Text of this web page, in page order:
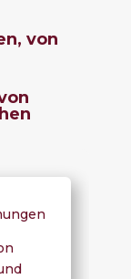
von